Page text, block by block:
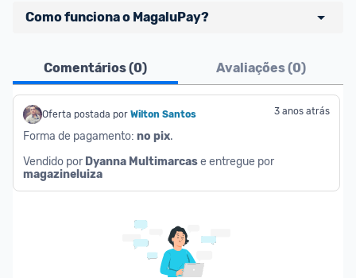
Como funciona o MagaluPay?
se aos detalhes abaixo:
- É necessário ter o valor total da compra (produto
+ frete) em forma de saldo na carteira MagaluPay;
dado para você;
- Você pode transferir a quantia da sua conta
- Para parclar compras, é necessário cadastrar seu
cartão de crédito no MagaluPay;
Comentários (0) Avaliações (0)
Oferta postada por Wilton Santos 3 anos atrás
Forma de pagamento: no pix.
Vendido por Dyanna Multimarcas
magazineluiza